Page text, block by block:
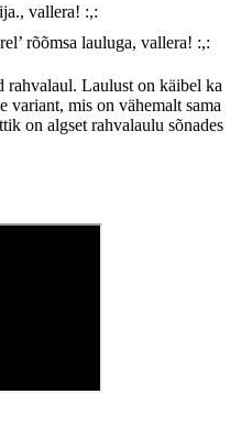
vallera! :,:
rõõmsa lauluga, vallera! :,:
rahvalaul. Laulust on käibel ka
variant, mis on vähemalt sama
on algset rahvalaulu sõnades